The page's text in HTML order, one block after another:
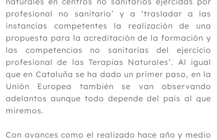
profesional no sanitario’ y a ‘trasladar a las
instancias competentes la realización de una
propuesta para la acreditación de la formación y
las competencias no sanitarias del ejercicio
profesional de las Terapias Naturales’. Al igual
que en Cataluña se ha dado un primer paso, en la
Unión Europea también se van observando
adelantos aunque todo depende del país al que
miremos.
Con avances como el realizado hace año y medio